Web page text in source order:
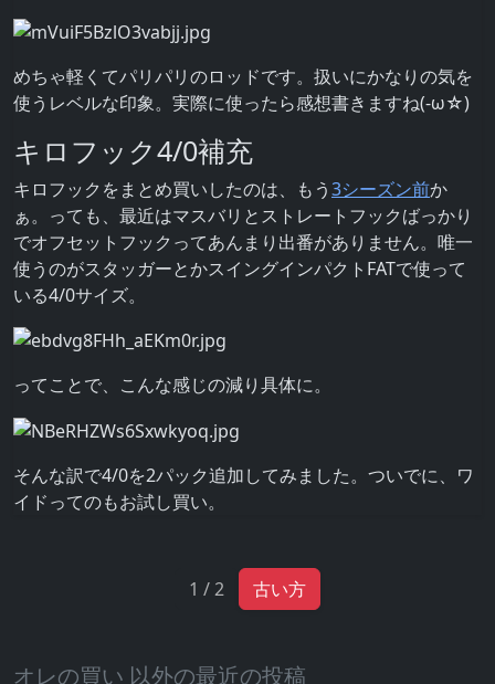
めちゃ軽くてパリパリのロッドです。扱いにかなりの気を
使うレベルな印象。実際に使ったら感想書きますね(-ω☆)
キロフック4/0補充
キロフックをまとめ買いしたのは、もう3シーズン前か
ぁ。っても、最近はマスバリとストレートフックばっかり
でオフセットフックってあんまり出番がありません。唯一
使うのがスタッガーとかスイングインパクトFATで使って
いる4/0サイズ。
ってことで、こんな感じの減り具体に。
そんな訳で4/0を2パック追加してみました。ついでに、ワ
イドってのもお試し買い。
1 / 2 古い方
オレの買い 以外の最近の投稿